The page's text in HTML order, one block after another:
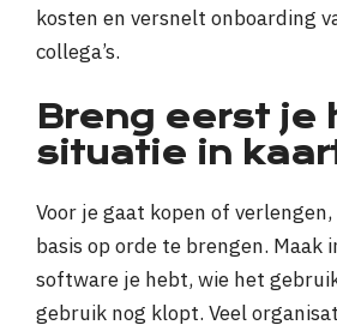
kosten en versnelt onboarding
collega’s.
Breng eerst je
situatie in
Voor je gaat kopen of
basis op orde te brengen. Maak
software je hebt, wie het
gebruik nog klopt. Veel